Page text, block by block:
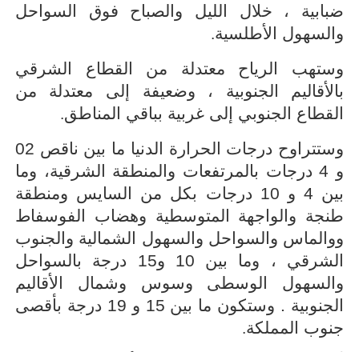
ضبابية ، خلال الليل والصباح فوق السواحل
والسهول الأطلسية.
وستهب الرياح معتدلة من القطاع الشرقي
بالأقاليم الجنوبية ، وضعيفة إلى معتدلة من
القطاع الجنوبي إلى غربية بباقي المناطق.
وستتراوح درجات الحرارة الدنيا ما بين ناقص 02
و 4 درجات بالمرتفعات والمنطقة الشرقية، وما
بين 4 و 10 درجات بكل من السايس ومنطقة
طنجة والواجهة المتوسطية وهضاب الفوسفاط
ووالماس والسواحل والسهول الشمالية والجنوب
الشرقي ، وما بين 10 و15 درجة بالسواحل
والسهول الوسطى وسوس وشمال الأقاليم
الجنوبية . وستكون ما بين 15 و 19 درجة بأقصى
جنوب المملكة.